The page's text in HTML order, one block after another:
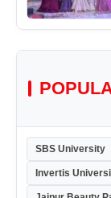
SBS University
Invertis